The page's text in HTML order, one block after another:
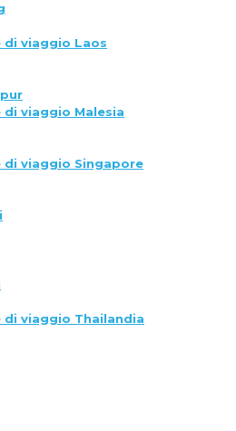
di viaggio Laos
di viaggio Malesia
di viaggio Singapore
di viaggio Thailandia